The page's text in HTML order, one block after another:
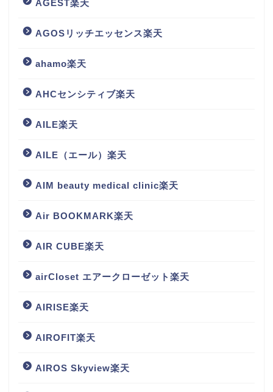
AGEST楽天
AGOSリッチエッセンス楽天
ahamo楽天
AHCセンシティブ楽天
AILE楽天
AILE（エール）楽天
AIM beauty medical clinic楽天
Air BOOKMARK楽天
AIR CUBE楽天
airCloset エアークローゼット楽天
AIRISE楽天
AIROFIT楽天
AIROS Skyview楽天